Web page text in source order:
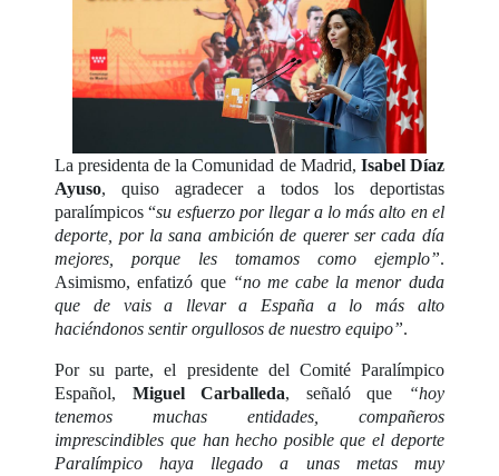
La presidenta de la Comunidad de Madrid, Isabel Díaz
Ayuso, quiso agradecer a todos los deportistas
paralímpicos “su esfuerzo por llegar a lo más alto en el
deporte, por la sana ambición de querer ser cada día
mejores, porque les tomamos como ejemplo”.
Asimismo, enfatizó que “no me cabe la menor duda
que de vais a llevar a España a lo más alto
haciéndonos sentir orgullosos de nuestro equipo”.
Por su parte, el presidente del Comité Paralímpico
Español, Miguel Carballeda, señaló que
“hoy
tenemos muchas entidades, compañeros
imprescindibles que han hecho posible que el deporte
Paralímpico haya llegado a unas metas muy